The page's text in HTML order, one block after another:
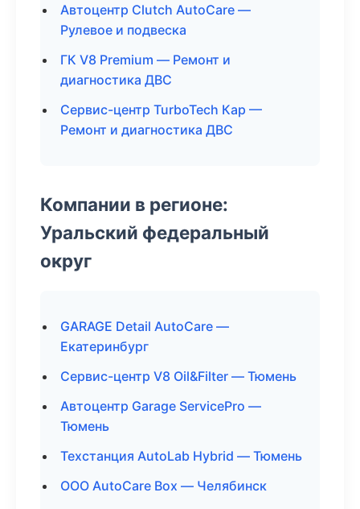
Автоцентр Clutch AutoCare —
Рулевое и подвеска
ГК V8 Premium — Ремонт и
диагностика ДВС
Сервис-центр TurboTech Кар —
Ремонт и диагностика ДВС
Компании в регионе:
Уральский федеральный
округ
GARAGE Detail AutoCare —
Екатеринбург
Сервис-центр V8 Oil&Filter — Тюмень
Автоцентр Garage ServicePro —
Тюмень
Техстанция AutoLab Hybrid — Тюмень
ООО AutoCare Box — Челябинск